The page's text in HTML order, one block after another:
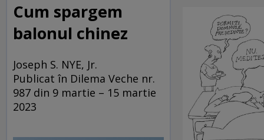
Cum spargem
balonul chinez
Joseph S. NYE, Jr.
Publicat în Dilema Veche nr.
987 din 9 martie – 15 martie
2023